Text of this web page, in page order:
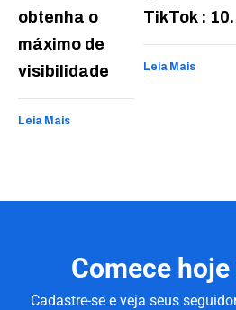
obtenha o
máximo de
visibilidade
Leia Mais
TikTok :
Leia Mais
Comece
Cadastre-se e veja seus